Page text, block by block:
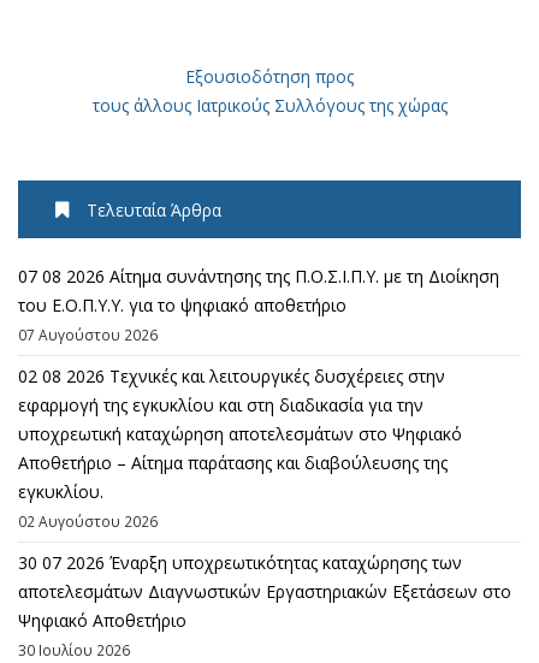
Εξουσιοδότηση προς
τους άλλους Ιατρικούς Συλλόγους της χώρας
Τελευταία Άρθρα
07 08 2026 Αίτημα συνάντησης της Π.Ο.Σ.Ι.Π.Υ. με τη Διοίκηση
του Ε.Ο.Π.Υ.Υ. για το ψηφιακό αποθετήριο
07 Αυγούστου 2026
02 08 2026 Τεχνικές και λειτουργικές δυσχέρειες στην
εφαρμογή της εγκυκλίου και στη διαδικασία για την
υποχρεωτική καταχώρηση αποτελεσμάτων στο Ψηφιακό
Αποθετήριο – Αίτημα παράτασης και διαβούλευσης της
εγκυκλίου.
02 Αυγούστου 2026
30 07 2026 Έναρξη υποχρεωτικότητας καταχώρησης των
αποτελεσμάτων Διαγνωστικών Εργαστηριακών Εξετάσεων στο
Ψηφιακό Αποθετήριο
30 Ιουλίου 2026